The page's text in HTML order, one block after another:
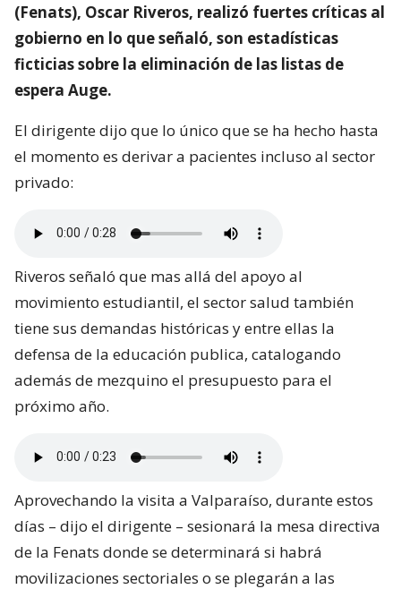
(Fenats), Oscar Riveros, realizó fuertes críticas al
gobierno en lo que señaló, son estadísticas
ficticias sobre la eliminación de las listas de
espera Auge.
El dirigente dijo que lo único que se ha hecho hasta
el momento es derivar a pacientes incluso al sector
privado:
Riveros señaló que mas allá del apoyo al
movimiento estudiantil, el sector salud también
tiene sus demandas históricas y entre ellas la
defensa de la educación publica, catalogando
además de mezquino el presupuesto para el
próximo año.
Aprovechando la visita a Valparaíso, durante estos
días – dijo el dirigente – sesionará la mesa directiva
de la Fenats donde se determinará si habrá
movilizaciones sectoriales o se plegarán a las